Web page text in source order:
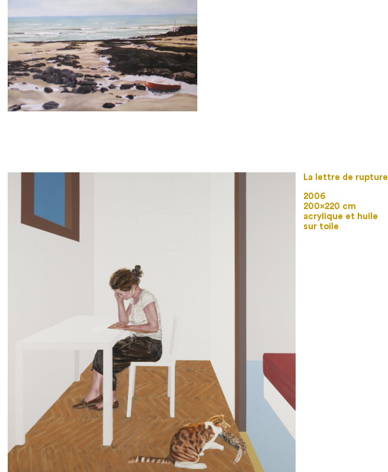
La lettre de rupture
2006
200×220 cm
acrylique et huile
sur toile